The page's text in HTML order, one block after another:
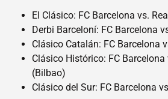
El Clásico: FC Barcelona vs.
Derbi Barceloní: FC Barcelona
Clásico Catalán: FC Barcelona
Clásico Histórico: FC
(Bilbao)
Clásico del Sur: FC Barcelona